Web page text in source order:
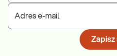
Adres e-mail
Zapisz